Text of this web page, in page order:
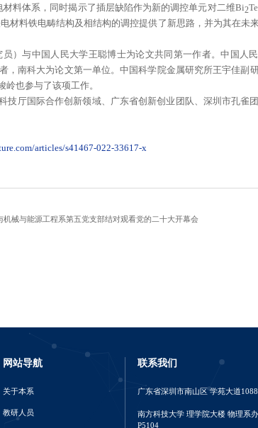
料体系，同时揭示了插层缺陷作为新的调控单元对二维Bi2
材料铁电畴结构及相结构的调控提供了新思路，并为其在未
）与中国人民大学王聪博士为论文共同第一作者。中国人
，南科大为论文第一单位。中国科学院金属研究所王宇佳副
岭也参与了该项工作。
技厅国际合作创新领域、广东省创新创业团队、深圳市孔雀
articles/s41467-022-33617-x
械与能源工程系第五党支部结对观看党的二十大开幕会
网站导航
关于本系
教研人员
联系我们
广东省深圳市南山区 学苑大道
南方科技大学 理学院大楼 物理系
P5104